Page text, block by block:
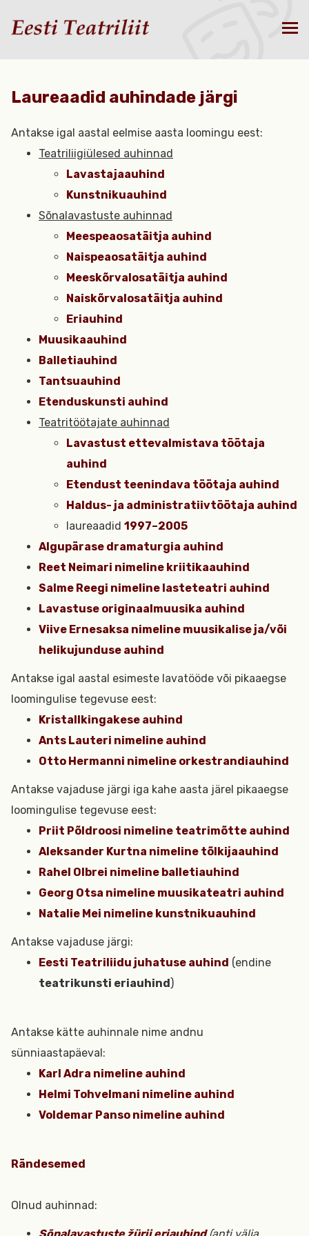
Laureaadid auhindade järgi
Antakse igal aastal eelmise aasta loomingu eest:
Teatriliigiülesed auhinnad
Lavastajaauhind
Kunstnikuauhind
Sõnalavastuste auhinnad
Meespeaosatäitja auhind
Naispeaosatäitja auhind
Meeskõrvalosatäitja auhind
Naiskõrvalosatäitja auhind
Eriauhind
Muusikaauhind
Balletiauhind
Tantsuauhind
Etenduskunsti auhind
Teatritöötajate auhinnad
Lavastust ettevalmistava töötaja
auhind
Etendust teenindava töötaja auhind
Haldus- ja administratiivtöötaja auhind
laureaadid 1997–2005
Algupärase dramaturgia auhind
Reet Neimari nimeline kriitikaauhind
Salme Reegi nimeline lasteteatri auhind
Lavastuse originaalmuusika auhind
Viive Ernesaksa nimeline muusikalise ja/või
helikujunduse auhind
Antakse igal aastal esimeste lavatööde või pikaaegse
loomingulise tegevuse eest:
Kristallkingakese auhind
Ants Lauteri nimeline auhind
Otto Hermanni nimeline orkestrandiauhind
Antakse vajaduse järgi iga kahe aasta järel pikaaegse
loomingulise tegevuse eest:
Priit Põldroosi nimeline teatrimõtte auhind
Aleksander Kurtna nimeline tõlkijaauhind
Rahel Olbrei nimeline balletiauhind
Georg Otsa nimeline muusikateatri auhind
Natalie Mei nimeline kunstnikuauhind
Antakse vajaduse järgi:
Eesti Teatriliidu juhatuse auhind (endine
teatrikunsti eriauhind)
Antakse kätte auhinnale nime andnu
sünniaastapäeval:
Karl Adra nimeline auhind
Helmi Tohvelmani nimeline auhind
Voldemar Panso nimeline auhind
Rändesemed
Olnud auhinnad: